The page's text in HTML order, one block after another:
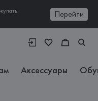
Перейти
Аксессуары